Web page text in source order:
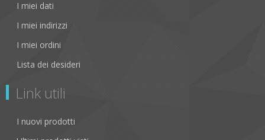
I miei dati
I miei indirizzi
I miei ordini
Lista dei desideri
Link utili
I nuovi prodotti